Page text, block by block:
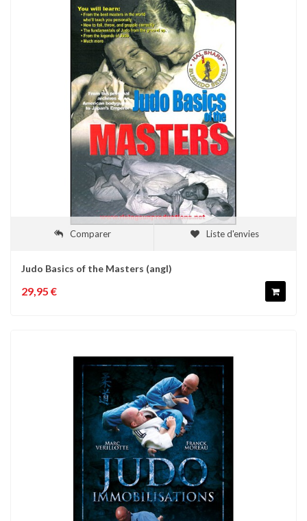
Comparer Liste d'envies
Judo Basics of the Masters (angl)
29,95 €